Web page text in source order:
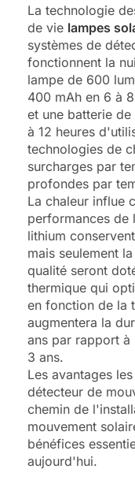
La technologie
de vie lampes
systèmes de
fonctionnent la
lampe de 600
400 mAh en 6 à
et une batterie
à 12 heures
technologies de
surcharges par
profondes par
La chaleur influe
performances de
lithium
mais seulement
qualité seront
thermique qui
en fonction de la
augmentera la
ans par rapport à
3 ans.
Les avantages
détecteur de
chemin de
mouvement
bénéfices
aujourd'hui.